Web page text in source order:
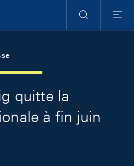
RechercheMenu
quitte la
à fin juin